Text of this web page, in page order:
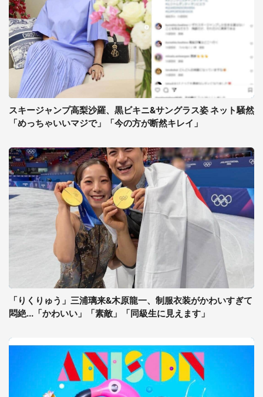
スキージャンプ高梨沙羅、黒ビキニ&サングラス姿 ネット騒然
「めっちゃいいマジで」「今の方が断然キレイ」
「りくりゅう」三浦璃来&木原龍一、制服衣装がかわいすぎて
悶絶...「かわいい」「素敵」「同級生に見えます」